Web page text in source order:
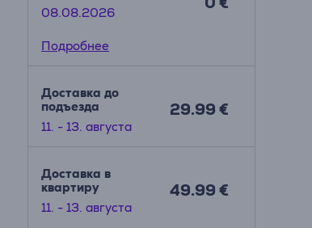
08.08.2026
Подробнее
Доставка до
подъезда
11. - 13. августа
29.99 €
Доставка в
квартиру
11. - 13. августа
49.99 €